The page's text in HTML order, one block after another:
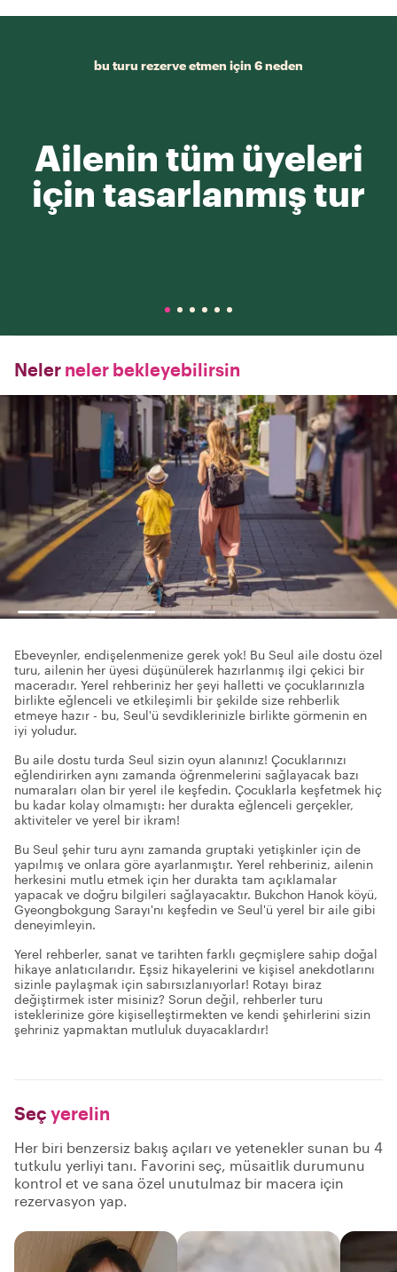
bu turu rezerve etmen için 6 neden
Ailenin tüm üyeleri
için tasarlanmış tur
Neler neler bekleyebilirsin
Ebeveynler, endişelenmenize gerek yok! Bu Seul aile dostu özel
turu, ailenin her üyesi düşünülerek hazırlanmış ilgi çekici bir
maceradır. Yerel rehberiniz her şeyi halletti ve çocuklarınızla
birlikte eğlenceli ve etkileşimli bir şekilde size rehberlik
etmeye hazır - bu, Seul'ü sevdiklerinizle birlikte görmenin en
iyi yoludur.
Bu aile dostu turda Seul sizin oyun alanınız! Çocuklarınızı
eğlendirirken aynı zamanda öğrenmelerini sağlayacak bazı
numaraları olan bir yerel ile keşfedin. Çocuklarla keşfetmek hiç
bu kadar kolay olmamıştı: her durakta eğlenceli gerçekler,
aktiviteler ve yerel bir ikram!
Bu Seul şehir turu aynı zamanda gruptaki yetişkinler için de
yapılmış ve onlara göre ayarlanmıştır. Yerel rehberiniz, ailenin
herkesini mutlu etmek için her durakta tam açıklamalar
yapacak ve doğru bilgileri sağlayacaktır. Bukchon Hanok köyü,
Gyeongbokgung Sarayı'nı keşfedin ve Seul'ü yerel bir aile gibi
deneyimleyin.
Yerel rehberler, sanat ve tarihten farklı geçmişlere sahip doğal
hikaye anlatıcılarıdır. Eşsiz hikayelerini ve kişisel anekdotlarını
sizinle paylaşmak için sabırsızlanıyorlar! Rotayı biraz
değiştirmek ister misiniz? Sorun değil, rehberler turu
isteklerinize göre kişiselleştirmekten ve kendi şehirlerini sizin
şehriniz yapmaktan mutluluk duyacaklardır!
Seç yerelin
Her biri benzersiz bakış açıları ve yetenekler sunan bu 4
tutkulu yerliyi tanı. Favorini seç, müsaitlik durumunu
kontrol et ve sana özel unutulmaz bir macera için
rezervasyon yap.